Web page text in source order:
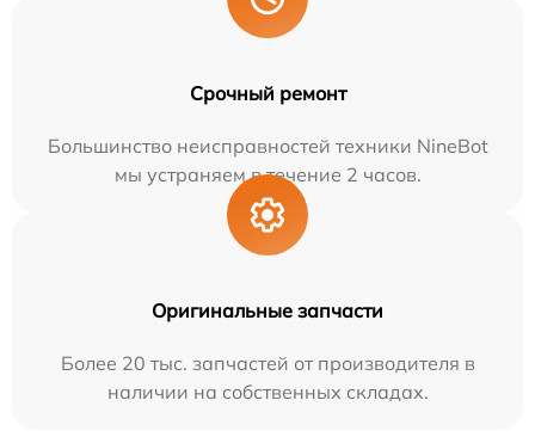
Срочный ремонт
Большинство неисправностей техники NineBot
мы устраняем в течение 2 часов.
Оригинальные запчасти
Более 20 тыс. запчастей от производителя в
наличии на собственных складах.